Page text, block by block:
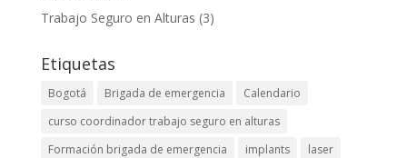
Trabajo Seguro en Alturas (3)
Etiquetas
Bogotá Brigada de emergencia
Calendario
curso coordinador trabajo seguro en alturas
Formación brigada de emergencia
implants
laser